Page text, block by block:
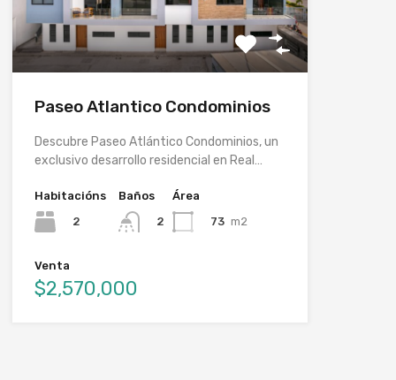
Paseo Atlantico Condominios
Descubre Paseo Atlántico Condominios, un
exclusivo desarrollo residencial en Real…
Habitacións
2
Baños
2
Área
73 m2
Venta
$2,570,000